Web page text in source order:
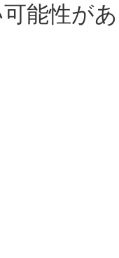
能性が